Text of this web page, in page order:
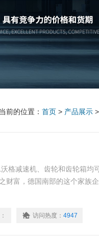
前的位置： 首页 > 产品展示 >
格减速机、齿轮和齿轮箱均
财富，德国南部的这个家族
访问热度： 4947